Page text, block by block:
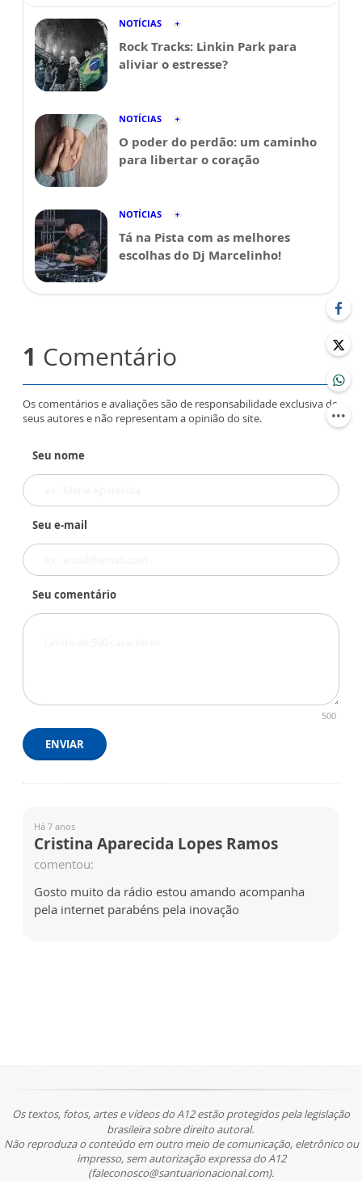
NOTÍCIAS
Rock Tracks: Linkin Park para
aliviar o estresse?
NOTÍCIAS
O poder do perdão: um caminho
para libertar o coração
NOTÍCIAS
Tá na Pista com as melhores
escolhas do Dj Marcelinho!
1 Comentário
Os comentários e avaliações são de responsabilidade exclusiva de
seus autores e não representam a opinião do site.
Seu nome
Seu e-mail
Seu comentário
500
ENVIAR
Há 7 anos
Cristina Aparecida Lopes Ramos
comentou:
Gosto muito da rádio estou amando acompanha
pela internet parabéns pela inovação
Os textos, fotos, artes e vídeos do A12 estão protegidos pela legislação
brasileira sobre direito autoral.
Não reproduza o conteúdo em outro meio de comunicação, eletrônico ou
impresso, sem autorização expressa do A12
(faleconosco@santuarionacional.com).